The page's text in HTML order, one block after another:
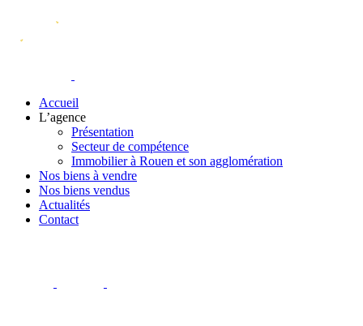
Accueil
L’agence
Présentation
Secteur de compétence
Immobilier à Rouen et son agglomération
Nos biens à vendre
Nos biens vendus
Actualités
Contact